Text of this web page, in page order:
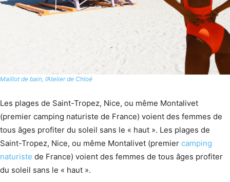
Maillot de bain, l’Atelier de Chloé
Les plages de Saint-Tropez, Nice, ou même Montalivet
(premier camping naturiste de France) voient des femmes de
tous âges profiter du soleil sans le « haut ». Les plages de
Saint-Tropez, Nice, ou même Montalivet (premier camping
naturiste de France) voient des femmes de tous âges profiter
du soleil sans le « haut ».